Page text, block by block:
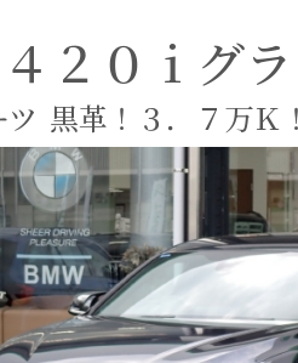
４２０ｉグ
黒革！３．７万Ｋ